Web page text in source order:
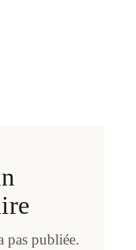
pas publiée.